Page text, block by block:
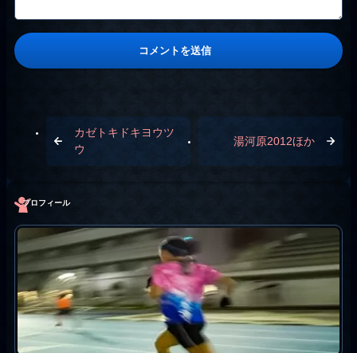
カゼトキドキヨウツ
ウ
湯河原2012ほか
プロフィール